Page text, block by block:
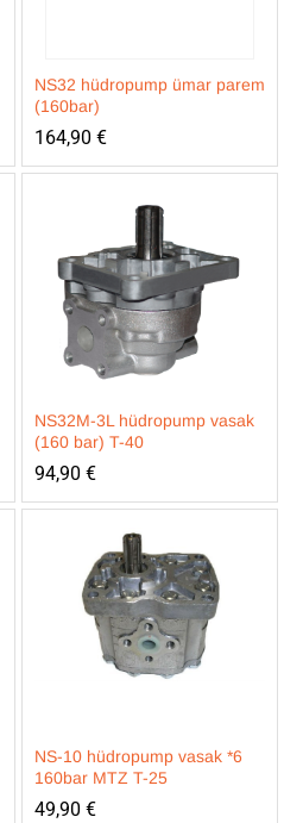
NS32 hüdropump ümar parem
(160bar)
164,90 €
NS32M-3L hüdropump vasak
(160 bar) T-40
94,90 €
NS-10 hüdropump vasak *6
160bar MTZ T-25
49,90 €